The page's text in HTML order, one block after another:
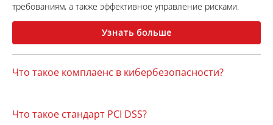
требованиям, а также эффективное управление рисками.
Узнать больше
Что такое комплаенс в кибербезопасности?
Что такое стандарт PCI DSS?